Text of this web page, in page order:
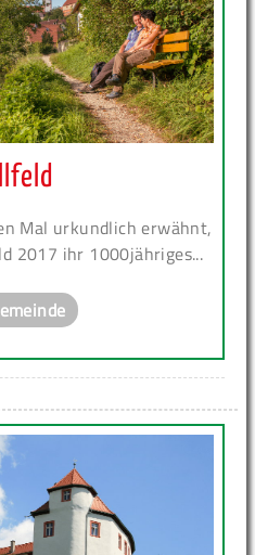
Mal urkundlich erwähnt,
2017 ihr 1000jähriges...